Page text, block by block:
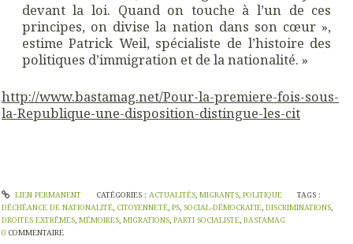
devant la loi. Quand on touche à l’un de ces
principes, on divise la nation dans son cœur »,
estime Patrick Weil, spécialiste de l’histoire des
politiques d’immigration et de la nationalité. »
http://www.bastamag.net/Pour-la-premiere-fois-sous-
la-Republique-une-disposition-distingue-les-cit
LIEN PERMANENT CATÉGORIES : ACTUALITÉS, MIGRANTS, POLITIQUE
TAGS :
DÉCHÉANCE DE NATIONALITÉ CITOYENNETÉ PS SOCIAL-DÉMOCRATIE DISCRIMINATIONS
DROITES EXTRÊMES MÉMOIRES MIGRATIONS PARTI SOCIALISTE BASTAMAG
0 COMMENTAIRE